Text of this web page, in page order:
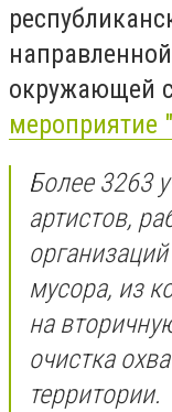
окружающей
мероприятие
Более 3263
артистов,
мусора, из
на
очистка
территории.